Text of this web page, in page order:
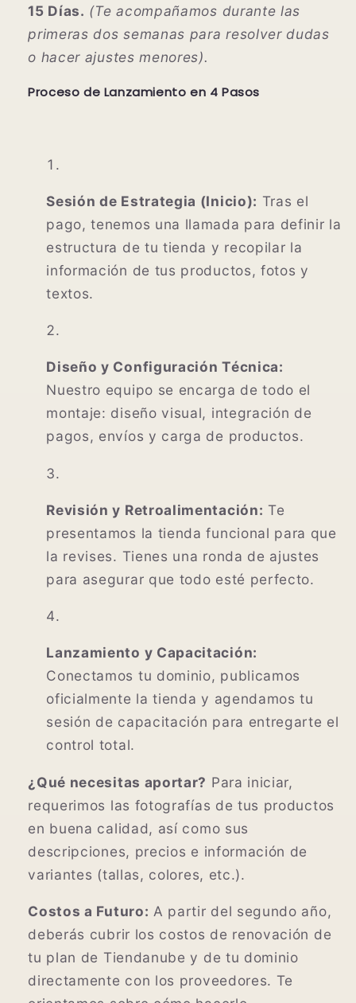
15 Días. (Te acompañamos durante las
primeras dos semanas para resolver dudas
o hacer ajustes menores).
Proceso de Lanzamiento en 4 Pasos
Sesión de Estrategia (Inicio): Tras el
pago, tenemos una llamada para definir la
estructura de tu tienda y recopilar la
información de tus productos, fotos y
textos.
Diseño y Configuración Técnica:
Nuestro equipo se encarga de todo el
montaje: diseño visual, integración de
pagos, envíos y carga de productos.
Revisión y Retroalimentación: Te
presentamos la tienda funcional para que
la revises. Tienes una ronda de ajustes
para asegurar que todo esté perfecto.
Lanzamiento y Capacitación:
Conectamos tu dominio, publicamos
oficialmente la tienda y agendamos tu
sesión de capacitación para entregarte el
control total.
¿Qué necesitas aportar? Para iniciar,
requerimos las fotografías de tus productos
en buena calidad, así como sus
descripciones, precios e información de
variantes (tallas, colores, etc.).
Costos a Futuro: A partir del segundo año,
deberás cubrir los costos de renovación de
tu plan de Tiendanube y de tu dominio
directamente con los proveedores. Te